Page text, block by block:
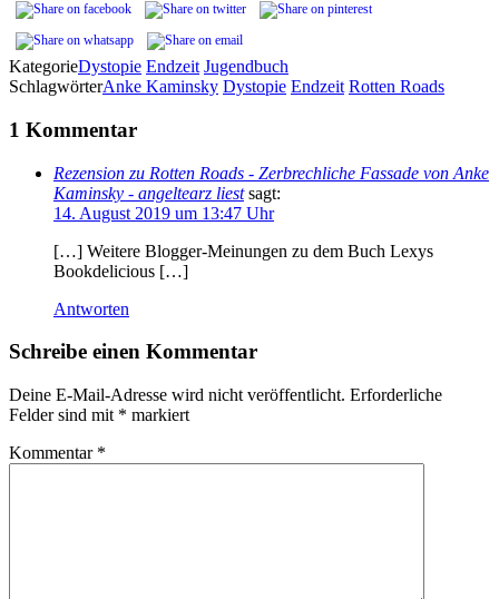
KategorieDystopie Endzeit Jugendbuch
SchlagwörterAnke Kaminsky Dystopie Endzeit Rotten Roads
1 Kommentar
Rezension zu Rotten Roads - Zerbrechliche Fassade von Anke
Kaminsky - angeltearz liest sagt:
14. August 2019 um 13:47 Uhr
[…] Weitere Blogger-Meinungen zu dem Buch Lexys
Bookdelicious […]
Antworten
Schreibe einen Kommentar
Deine E-Mail-Adresse wird nicht veröffentlicht. Erforderliche
Felder sind mit * markiert
Kommentar *